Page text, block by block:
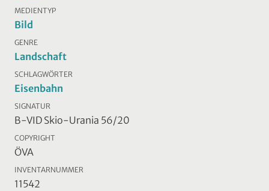
MEDIENTYP
Bild
GENRE
Landschaft
SCHLAGWÖRTER
Eisenbahn
SIGNATUR
B-VID Skio-Urania 56/20
COPYRIGHT
ÖVA
INVENTARNUMMER
11542